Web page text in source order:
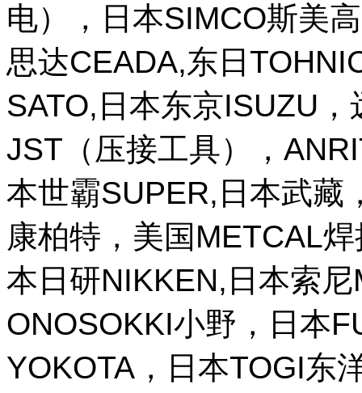
电），日本SIMCO斯美
思达CEADA,东日
SATO,日本东京ISUZU
JST（压接工具），
本世霸SUPER,日本武藏
康柏特，美国METCAL
本日研NIKKEN,日本索
ONOSOKKI小野，日本
YOKOTA，日本TOGI东